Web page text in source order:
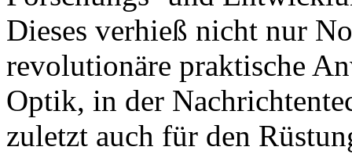
Dieses verhieß nicht nur
revolutionäre praktische
Optik, in der
zuletzt auch für den